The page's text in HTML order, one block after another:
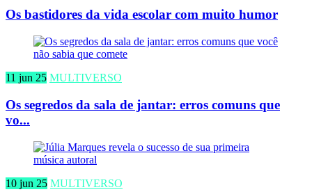
Os bastidores da vida escolar com muito humor
11 jun 25 MULTIVERSO
Os segredos da sala de jantar: erros comuns que
vo...
10 jun 25 MULTIVERSO